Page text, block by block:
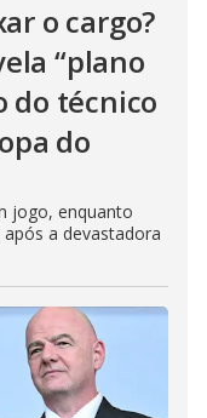
o cargo?
“plano
do técnico
do
jogo, enquanto
a devastadora